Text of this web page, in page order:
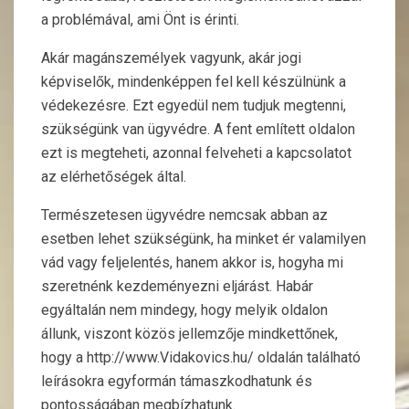
a problémával, ami Önt is érinti.
Akár magánszemélyek vagyunk, akár jogi
képviselők, mindenképpen fel kell készülnünk a
védekezésre. Ezt egyedül nem tudjuk megtenni,
szükségünk van ügyvédre. A fent említett oldalon
ezt is megteheti, azonnal felveheti a kapcsolatot
az elérhetőségek által.
Természetesen ügyvédre nemcsak abban az
esetben lehet szükségünk, ha minket ér valamilyen
vád vagy feljelentés, hanem akkor is, hogyha mi
szeretnénk kezdeményezni eljárást. Habár
egyáltalán nem mindegy, hogy melyik oldalon
állunk, viszont közös jellemzője mindkettőnek,
hogy a http://www.Vidakovics.hu/ oldalán található
leírásokra egyformán támaszkodhatunk és
pontosságában megbízhatunk.